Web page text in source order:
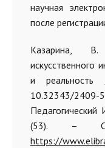
научная
после
Казарина,
искусственного
и
10.32343/
(53). –
https://